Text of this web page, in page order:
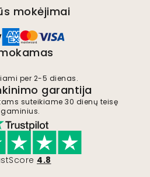
mokėjimai
per 2-5 dienas.
garantija
suteikiame 30 dienų teisę
4.8